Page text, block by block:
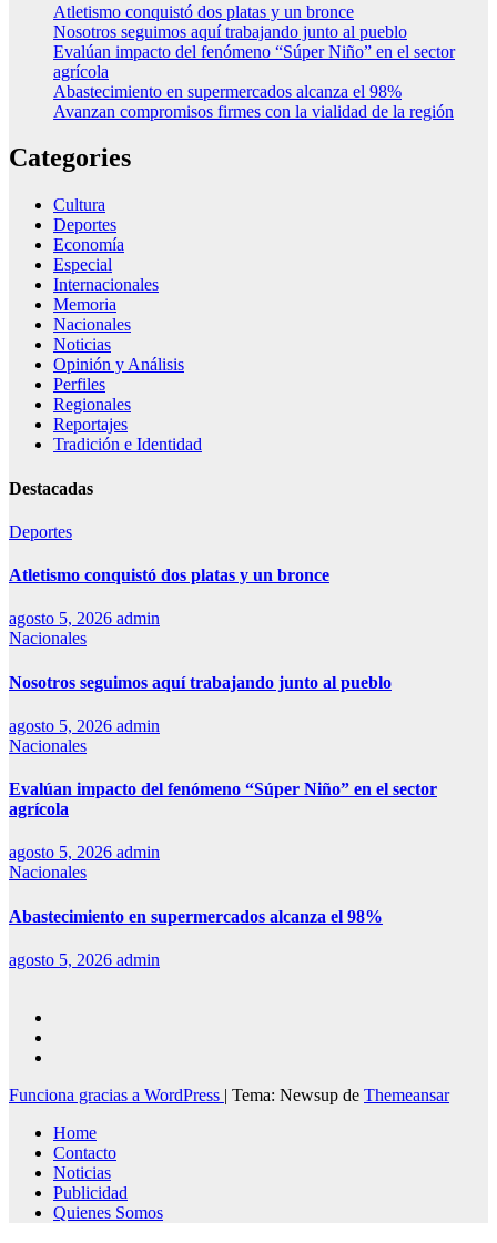
Atletismo conquistó dos platas y un bronce
Nosotros seguimos aquí trabajando junto al pueblo
Evalúan impacto del fenómeno “Súper Niño” en el sector
agrícola
Abastecimiento en supermercados alcanza el 98%
Avanzan compromisos firmes con la vialidad de la región
Categories
Cultura
Deportes
Economía
Especial
Internacionales
Memoria
Nacionales
Noticias
Opinión y Análisis
Perfiles
Regionales
Reportajes
Tradición e Identidad
Destacadas
Deportes
Atletismo conquistó dos platas y un bronce
agosto 5, 2026 admin
Nacionales
Nosotros seguimos aquí trabajando junto al pueblo
agosto 5, 2026 admin
Nacionales
Evalúan impacto del fenómeno “Súper Niño” en el sector
agrícola
agosto 5, 2026 admin
Nacionales
Abastecimiento en supermercados alcanza el 98%
agosto 5, 2026 admin
Funciona gracias a WordPress | Tema: Newsup de Themeansar
Home
Contacto
Noticias
Publicidad
Quienes Somos